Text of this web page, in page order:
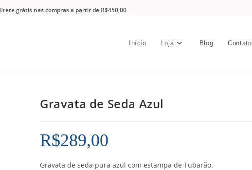
Frete grátis nas compras a partir de R$450,00
Início Loja Blog Contato
Gravata de Seda Azul
R$289,00
Gravata de seda pura azul com estampa de Tubarão.